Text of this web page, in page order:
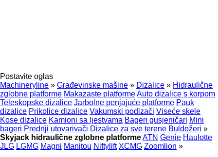
Postavite oglas
Machineryline » Građevinske mašine » Dizalice » Hidraulične
zglobne platforme Makazaste platformeAuto dizalice s korpom
Teleskopske dizalice Jarbolne penjajuće platforme Pauk
dizalice Prikolice dizalice Vakumski podizači Viseće skele
Kose dizalice Kamioni sa ljestvama Bageri gusjeničari Mini
bageri Prednji utovarivači Dizalice za sve terene Buldožeri »
Skyjack hidraulične zglobne platformeATN Genie Haulotte
JLG LGMG Magni Manitou Niftylift XCMG Zoomlion »